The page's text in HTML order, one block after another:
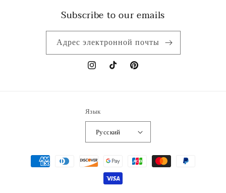
Subscribe to our emails
Адрес электронной почты
InstagramTikTok Pinterest
Язык
Русский
Способы
оплаты